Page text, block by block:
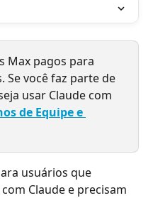
Max pagos para
Se você faz parte de
usar Claude com
de Equipe e
usuários que
Claude e precisam